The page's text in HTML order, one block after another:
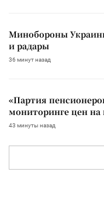
Минобороны
и радары
36 минут назад
«Партия
мониторинге цен на
43 минуты назад